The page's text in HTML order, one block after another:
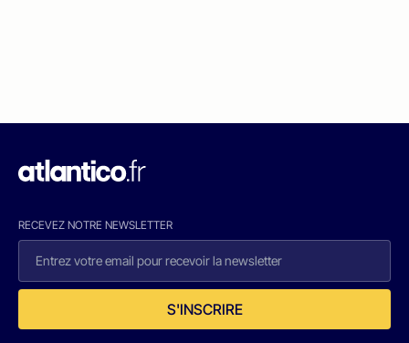
RECEVEZ NOTRE NEWSLETTER
S'INSCRIRE